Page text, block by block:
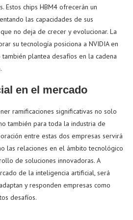
Estos chips HBM4 ofrecerán un
las capacidades de sus
no deja de crecer y evolucionar. La
su tecnología posiciona a NVIDIA en
plantea desafíos en la cadena
en el mercado
ramificaciones significativas no solo
también para toda la industria de
entre estas dos empresas servirá
las relaciones en el ámbito tecnológico
de soluciones innovadoras. A
de la inteligencia artificial, será
y responden empresas como
desafíos.